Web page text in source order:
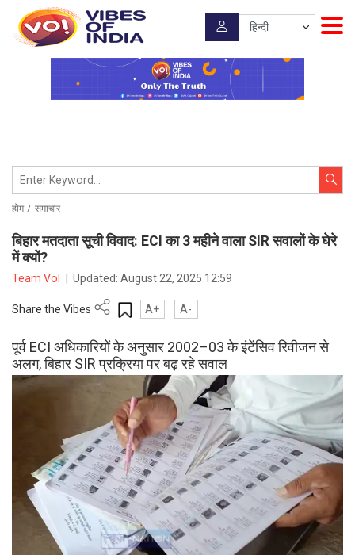
होम समाचार
बिहार मतदाता सूची विवाद: ECI का 3 महीने वाला SIR सवालों के घेरे
में क्यों?
Team VoI Updated:August 22, 2025 12:59
Share the Vibes A+ A-
पूर्व ECI अधिकारियों के अनुसार 2002–03 के इंटेंसिव रिवीजन से
अलग, बिहार SIR प्रक्रिया पर बढ़ रहे सवाल